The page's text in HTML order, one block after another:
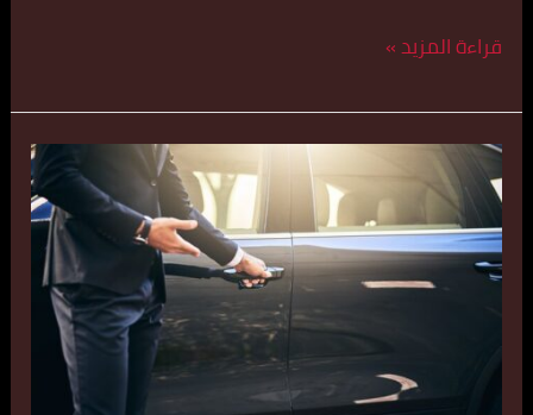
قراءة المزيد »
تاكسي
الفحيحيل
55179079